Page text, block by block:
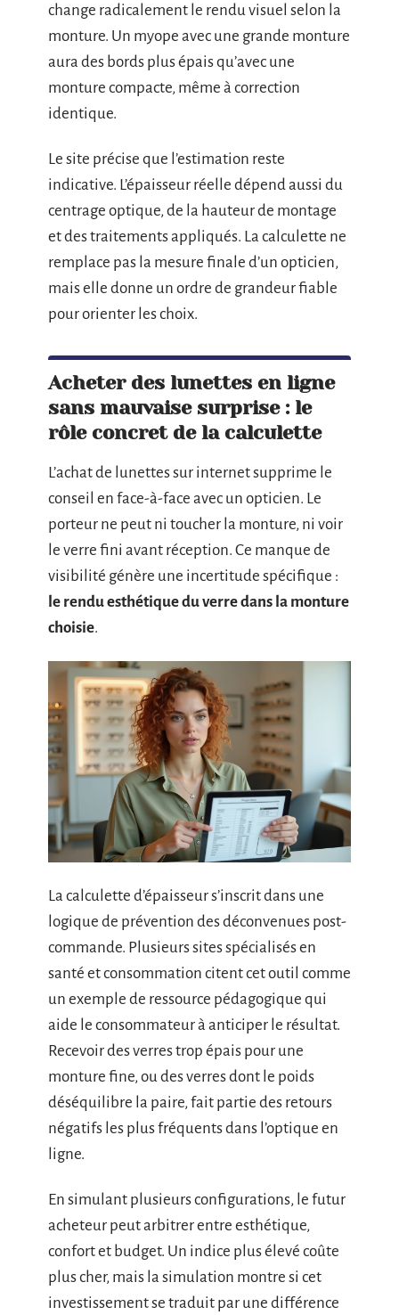
change radicalement le rendu visuel selon la
monture. Un myope avec une grande monture
aura des bords plus épais qu’avec une
monture compacte, même à correction
identique.
Le site précise que l’estimation reste
indicative. L’épaisseur réelle dépend aussi du
centrage optique, de la hauteur de montage
et des traitements appliqués. La calculette ne
remplace pas la mesure finale d’un opticien,
mais elle donne un ordre de grandeur fiable
pour orienter les choix.
Acheter des lunettes en ligne
sans mauvaise surprise : le
rôle concret de la calculette
L’achat de lunettes sur internet supprime le
conseil en face-à-face avec un opticien. Le
porteur ne peut ni toucher la monture, ni voir
le verre fini avant réception. Ce manque de
visibilité génère une incertitude spécifique :
le rendu esthétique du verre dans la monture
choisie.
La calculette d’épaisseur s’inscrit dans une
logique de prévention des déconvenues post-
commande. Plusieurs sites spécialisés en
santé et consommation citent cet outil comme
un exemple de ressource pédagogique qui
aide le consommateur à anticiper le résultat.
Recevoir des verres trop épais pour une
monture fine, ou des verres dont le poids
déséquilibre la paire, fait partie des retours
négatifs les plus fréquents dans l’optique en
ligne.
En simulant plusieurs configurations, le futur
acheteur peut arbitrer entre esthétique,
confort et budget. Un indice plus élevé coûte
plus cher, mais la simulation montre si cet
investissement se traduit par une différence